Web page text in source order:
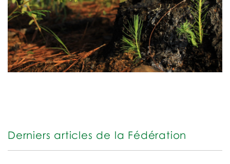
Derniers articles de la Fédération